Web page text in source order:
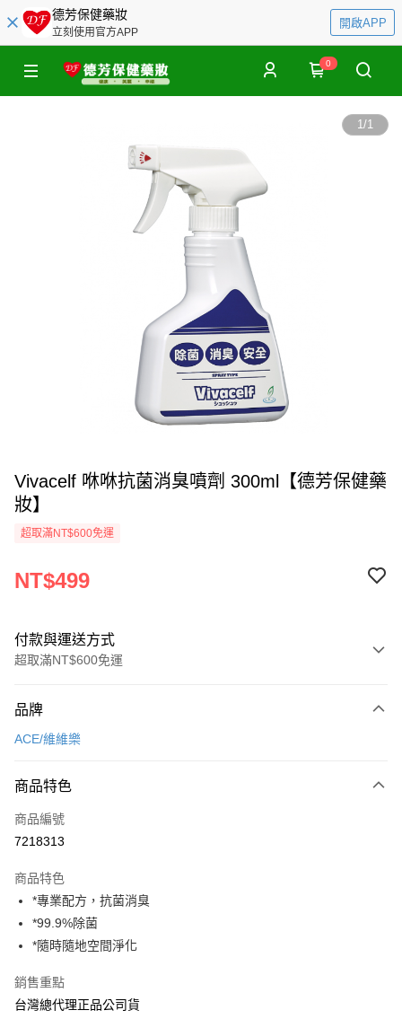
德芳保健藥妝
立刻使用官方APP
開啟APP
0
1/1
Vivacelf 咻咻抗菌消臭噴劑 300ml【德芳保健藥
妝】
超取滿NT$600免運
NT$499
付款與運送方式
超取滿NT$600免運
信用卡一次付款
LINE Pay
Apple Pay
悠遊付
AFTEE先享後付
相關說明
AFTEE先享後付是「在收到商品之後才付款」的支付方式。 讓您購物簡單
１．簡單：不需註冊會員、不需綁卡、不需儲值。
ATM付款
品牌
ACE/維維樂
商品特色
商品編號
7218313
商品特色
*專業配方，抗菌消臭
*99.9%除菌
*隨時隨地空間淨化
銷售重點
台灣總代理正品公司貨